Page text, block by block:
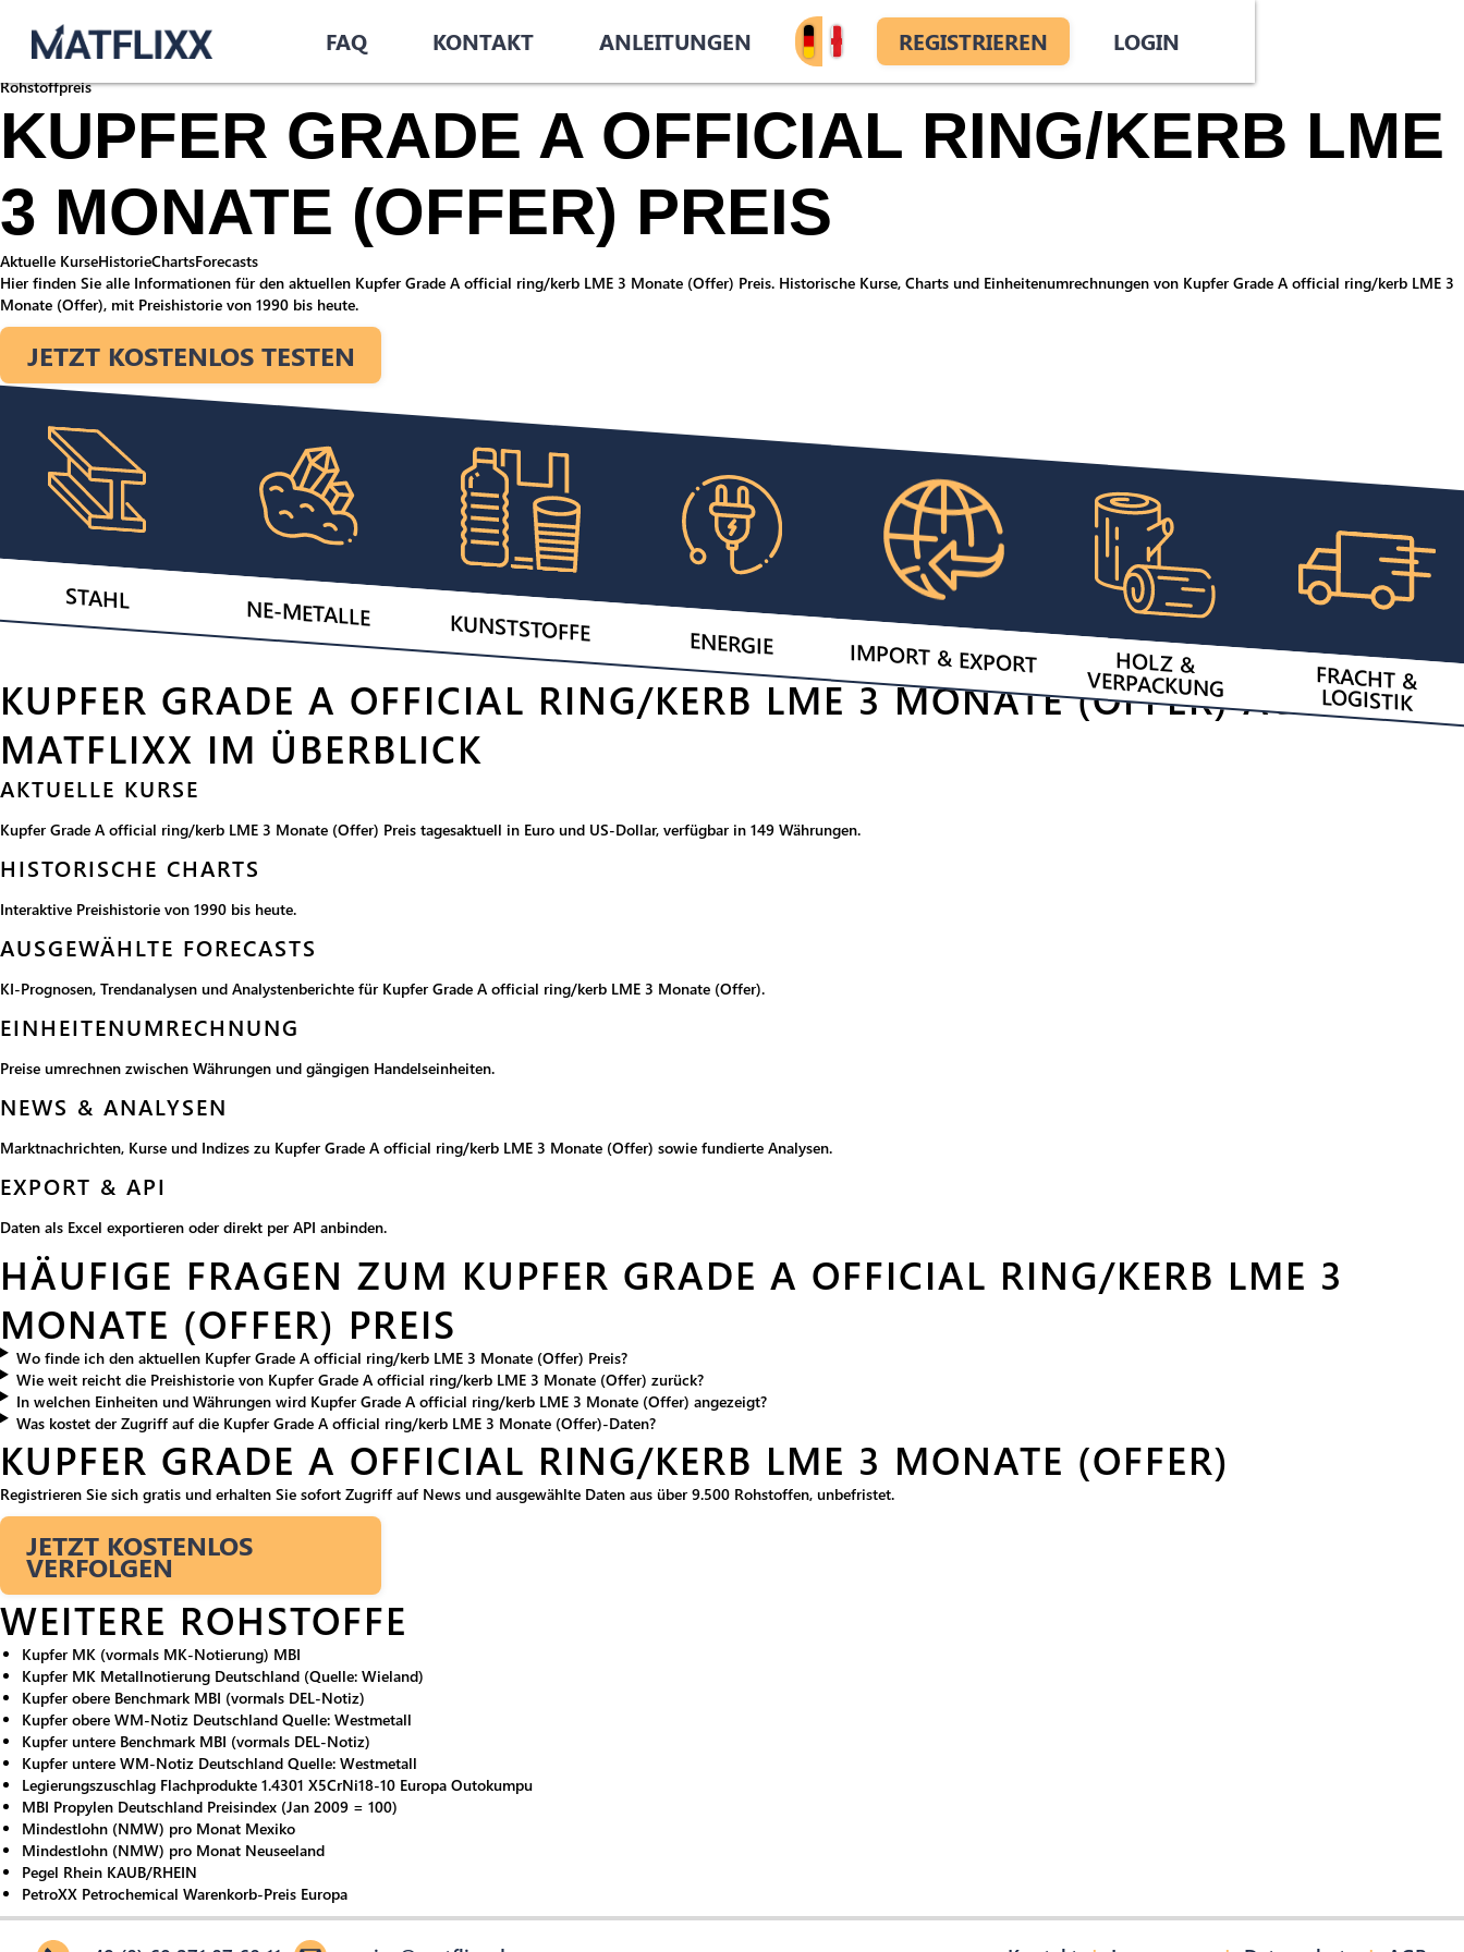
FAQ KONTAKT ANLEITUNGEN REGISTRIEREN LOGIN
Rohstoffe/
Kupfer Grade A official ring/kerb LME 3 Monate (Offer)
Rohstoffpreis
KUPFER GRADE A OFFICIAL RING/KERB LME
3 MONATE (OFFER) PREIS
Aktuelle KurseHistorieChartsForecasts
Hier finden Sie alle Informationen für den aktuellen Kupfer Grade A official ring/kerb LME 3 Monate (Offer) Preis. Historische Kurse, Charts und Einheitenumrechnungen von Kupfer Grade A official ring/kerb LME 3
Monate (Offer), mit Preishistorie von 1990 bis heute.
JETZT KOSTENLOS TESTEN
STAHL NE-METALLE KUNSTSTOFFE ENERGIE IMPORT & EXPORT HOLZ &
VERPACKUNG FRACHT &
LOGISTIK
KUPFER GRADE A OFFICIAL RING/KERB LME 3 MONATE (OFFER) AUF
MATFLIXX IM ÜBERBLICK
AKTUELLE KURSE
Kupfer Grade A official ring/kerb LME 3 Monate (Offer) Preis tagesaktuell in Euro und US-Dollar, verfügbar in 149 Währungen.
HISTORISCHE CHARTS
Interaktive Preishistorie von 1990 bis heute.
AUSGEWÄHLTE FORECASTS
KI-Prognosen, Trendanalysen und Analystenberichte für Kupfer Grade A official ring/kerb LME 3 Monate (Offer).
EINHEITENUMRECHNUNG
Preise umrechnen zwischen Währungen und gängigen Handelseinheiten.
NEWS & ANALYSEN
Marktnachrichten, Kurse und Indizes zu Kupfer Grade A official ring/kerb LME 3 Monate (Offer) sowie fundierte Analysen.
EXPORT & API
Daten als Excel exportieren oder direkt per API anbinden.
HÄUFIGE FRAGEN ZUM KUPFER GRADE A OFFICIAL RING/KERB LME 3
MONATE (OFFER) PREIS
Wo finde ich den aktuellen Kupfer Grade A official ring/kerb LME 3 Monate (Offer) Preis?
Wie weit reicht die Preishistorie von Kupfer Grade A official ring/kerb LME 3 Monate (Offer) zurück?
In welchen Einheiten und Währungen wird Kupfer Grade A official ring/kerb LME 3 Monate (Offer) angezeigt?
Was kostet der Zugriff auf die Kupfer Grade A official ring/kerb LME 3 Monate (Offer)-Daten?
KUPFER GRADE A OFFICIAL RING/KERB LME 3 MONATE (OFFER)
Registrieren Sie sich gratis und erhalten Sie sofort Zugriff auf News und ausgewählte Daten aus über 9.500 Rohstoffen, unbefristet.
JETZT KOSTENLOS
VERFOLGEN
WEITERE ROHSTOFFE
Kupfer MK (vormals MK-Notierung) MBI
Kupfer MK Metallnotierung Deutschland (Quelle: Wieland)
Kupfer obere Benchmark MBI (vormals DEL-Notiz)
Kupfer obere WM-Notiz Deutschland Quelle: Westmetall
Kupfer untere Benchmark MBI (vormals DEL-Notiz)
Kupfer untere WM-Notiz Deutschland Quelle: Westmetall
Legierungszuschlag Flachprodukte 1.4301 X5CrNi18-10 Europa Outokumpu
MBI Propylen Deutschland Preisindex (Jan 2009 = 100)
Mindestlohn (NMW) pro Monat Mexiko
Mindestlohn (NMW) pro Monat Neuseeland
Pegel Rhein KAUB/RHEIN
PetroXX Petrochemical Warenkorb-Preis Europa